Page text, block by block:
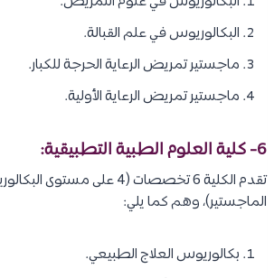
البكالوريوس في علم القبالة.
ماجستير تمريض الرعاية الحرجة للكبار.
ماجستير تمريض الرعاية الأولية.
6- كلية العلوم الطبية التطبيقية:
الماجستير)، وهم كما يلي:
بكالوريوس العلاج الطبيعي.